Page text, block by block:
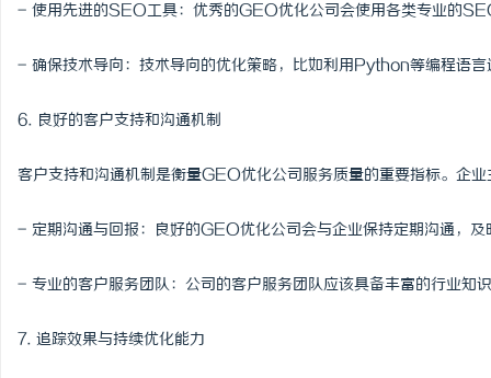
- 使用先进的SEO工具：优秀的GEO优化公司会使用各类专业的
- 确保技术导向：技术导向的优化策略，比如利用Python等编程语
6. 良好的客户支持和沟通机制
客户支持和沟通机制是衡量GEO优化公司服务质量的重要指标。企
- 定期沟通与回报：良好的GEO优化公司会与企业保持定期沟通，
- 专业的客户服务团队：公司的客户服务团队应该具备丰富的行业知
7. 追踪效果与持续优化能力